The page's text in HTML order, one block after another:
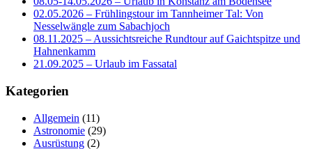
02.05.2026 – Frühlingstour im Tannheimer Tal: Von
Nesselwängle zum Sabachjoch
08.11.2025 – Aussichtsreiche Rundtour auf Gaichtspitze und
Hahnenkamm
21.09.2025 – Urlaub im Fassatal
Kategorien
Allgemein (11)
Astronomie (29)
Ausrüstung (2)